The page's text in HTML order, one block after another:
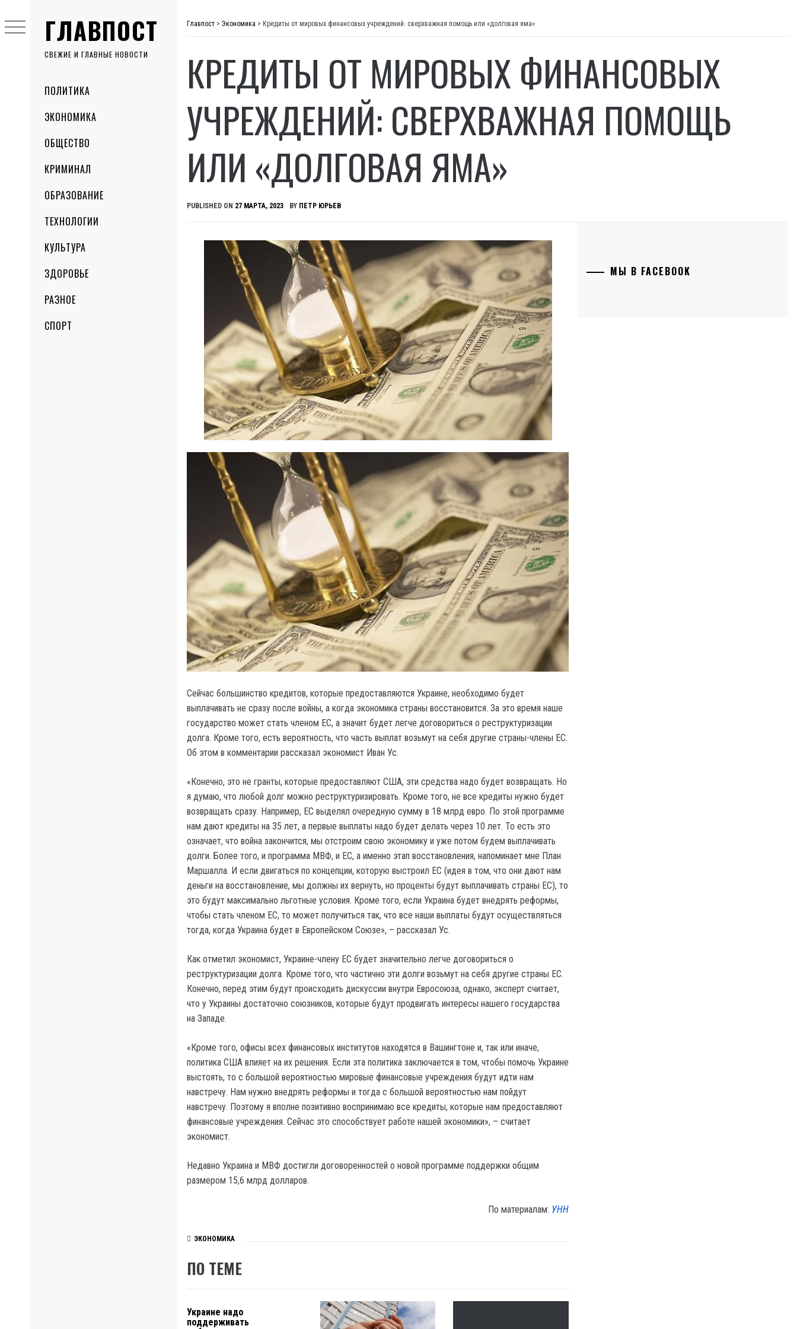
ГЛАВПОСТ
СВЕЖИЕ И ГЛАВНЫЕ НОВОСТИ
MenuПОЛИТИКА
ЭКОНОМИКА
ОБЩЕСТВО
КРИМИНАЛ
ОБРАЗОВАНИЕ
ТЕХНОЛОГИИ
КУЛЬТУРА
ЗДОРОВЬЕ
РАЗНОЕ
СПОРТ
to
content
Главпост > Экономика > Кредиты от мировых финансовых учреждений: сверхважная помощь или «долговая яма»
КРЕДИТЫ ОТ МИРОВЫХ ФИНАНСОВЫХ
УЧРЕЖДЕНИЙ: СВЕРХВАЖНАЯ ПОМОЩЬ
ИЛИ «ДОЛГОВАЯ ЯМА»
PUBLISHED ON 27 МАРТА, 2023 BY ПЕТР ЮРЬЕВ
Сейчас большинство кредитов, которые предоставляются Украине, необходимо будет
выплачивать не сразу после войны, а когда экономика страны восстановится. За это время наше
государство может стать членом ЕС, а значит будет легче договориться о реструктуризации
долга. Кроме того, есть вероятность, что часть выплат возьмут на себя другие страны-члены ЕС.
Об этом в комментарии рассказал экономист Иван Ус.
«Конечно, это не гранты, которые предоставляют США, эти средства надо будет возвращать. Но
я думаю, что любой долг можно реструктуризировать. Кроме того, не все кредиты нужно будет
возвращать сразу. Например, ЕС выделял очередную сумму в 18 млрд евро. По этой программе
нам дают кредиты на 35 лет, а первые выплаты надо будет делать через 10 лет. То есть это
означает, что война закончится, мы отстроим свою экономику и уже потом будем выплачивать
долги. Более того, и программа МВФ, и ЕС, а именно этап восстановления, напоминает мне План
Маршалла. И если двигаться по концепции, которую выстроил ЕС (идея в том, что они дают нам
деньги на восстановление, мы должны их вернуть, но проценты будут выплачивать страны ЕС), то
это будут максимально льготные условия. Кроме того, если Украина будет внедрять реформы,
чтобы стать членом ЕС, то может получиться так, что все наши выплаты будут осуществляться
тогда, когда Украина будет в Европейском Союзе», – рассказал Ус.
Как отметил экономист, Украине-члену ЕС будет значительно легче договориться о
реструктуризации долга. Кроме того, что частично эти долги возьмут на себя другие страны ЕС.
Конечно, перед этим будут происходить дискуссии внутри Евросоюза, однако, эксперт считает,
что у Украины достаточно союзников, которые будут продвигать интересы нашего государства
на Западе.
«Кроме того, офисы всех финансовых институтов находятся в Вашингтоне и, так или иначе,
политика США влияет на их решения. Если эта политика заключается в том, чтобы помочь Украине
выстоять, то с большой вероятностью мировые финансовые учреждения будут идти нам
навстречу. Нам нужно внедрять реформы и тогда с большой вероятностью нам пойдут
навстречу. Поэтому я вполне позитивно воспринимаю все кредиты, которые нам предоставляют
финансовые учреждения. Сейчас это способствует работе нашей экономики», – считает
экономист.
Недавно Украина и МВФ достигли договоренностей о новой программе поддержки общим
размером 15,6 млрд долларов.
По материалам: УНН
ЭКОНОМИКА
ПО ТЕМЕ
Украине надо
поддерживать
МЫ В FACEBOOK